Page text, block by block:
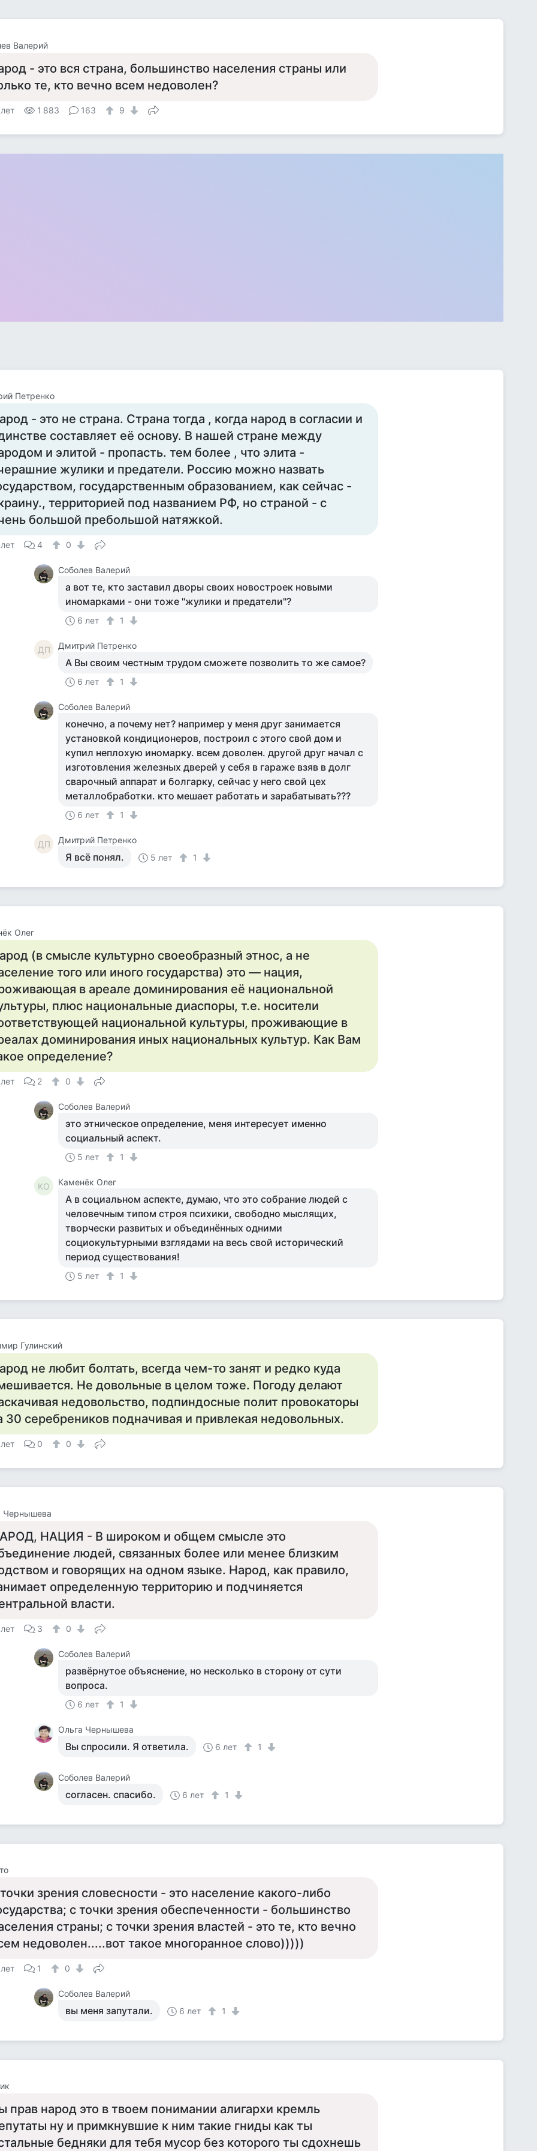
Валерий
- это вся страна, большинство населения страны или
те, кто вечно всем недоволен?
1 883 163 9
Петренко
- это не страна. Страна тогда , когда народ в согласии и
составляет её основу. В нашей стране между
и элитой - пропасть. тем более , что элита -
жулики и предатели. Россию можно назвать
государственным образованием, как сейчас -
территорией под названием РФ, но страной - с
большой пребольшой натяжкой.
4 0
Соболев Валерий
а вот те, кто заставил дворы своих новостроек новыми
иномарками - они тоже "жулики и предатели"?
6 лет 1
ДП Дмитрий Петренко
А Вы своим честным трудом сможете позволить то же самое?
6 лет 1
Соболев Валерий
конечно, а почему нет? например у меня друг занимается
установкой кондиционеров, построил с этого свой дом и
купил неплохую иномарку. всем доволен. другой друг начал с
изготовления железных дверей у себя в гараже взяв в долг
сварочный аппарат и болгарку, сейчас у него свой цех
металлобработки. кто мешает работать и зарабатывать???
6 лет 1
ДП Дмитрий Петренко
Я всё понял. 5 лет 1
Олег
(в смысле культурно своеобразный этнос, а не
того или иного государства) это — нация,
в ареале доминирования её национальной
плюс национальные диаспоры, т.е. носители
национальной культуры, проживающие в
доминирования иных национальных культур. Как Вам
определение?
2 0
Соболев Валерий
это этническое определение, меня интересует именно
социальный аспект.
5 лет 1
КО Каменёк Олег
А в социальном аспекте, думаю, что это собрание людей с
человечным типом строя психики, свободно мыслящих,
творчески развитых и объединённых одними
социокультурными взглядами на весь свой исторический
период существования!
5 лет 1
Гулинский
не любит болтать, всегда чем-то занят и редко куда
Не довольные в целом тоже. Погоду делают
недовольство, подпиндосные полит провокаторы
30 серебреников подначивая и привлекая недовольных.
0 0
Чернышева
НАЦИЯ - В широком и общем смысле это
людей, связанных более или менее близким
и говорящих на одном языке. Народ, как правило,
определенную территорию и подчиняется
власти.
3 0
Соболев Валерий
развёрнутое объяснение, но несколько в сторону от сути
вопроса.
6 лет 1
Ольга Чернышева
Вы спросили. Я ответила. 6 лет 1
Соболев Валерий
согласен. спасибо. 6 лет 1
зрения словесности - это население какого-либо
с точки зрения обеспеченности - большинство
страны; с точки зрения властей - это те, кто вечно
недоволен.....вот такое многоранное слово)))))
1 0
Соболев Валерий
вы меня запутали. 6 лет 1
прав народ это в твоем понимании алигархи кремль
ну и примкнувшие к ним такие гниды как ты
бедняки для тебя мусор без которого ты сдохнешь